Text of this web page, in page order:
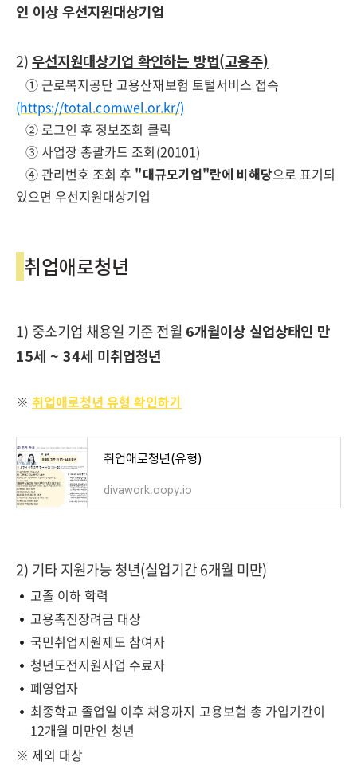
인 이상 우선지원대상기업
2)우선지원대상기업 확인하는 방법(고용주)
① 근로복지공단 고용산재보험 토털서비스 접속
(https://total.comwel.or.kr/)
② 로그인 후 정보조회 클릭
③ 사업장 총괄카드 조회(20101)
④ 관리번호 조회 후 "대규모기업"란에 비해당으로 표기되
있으면 우선지원대상기업
취업애로청년
1) 중소기업 채용일 기준 전월 6개월이상 실업상태인 만
15세 ~ 34세 미취업청년
※ 취업애로청년 유형 확인하기
취업애로청년(유형)
divawork.oopy.io
2) 기타 지원가능 청년(실업기간 6개월 미만)
고졸 이하 학력
고용촉진장려금 대상
국민취업지원제도 참여자
청년도전지원사업 수료자
폐영업자
최종학교 졸업일 이후 채용까지 고용보험 총 가입기간이
12개월 미만인 청년
※ 제외 대상